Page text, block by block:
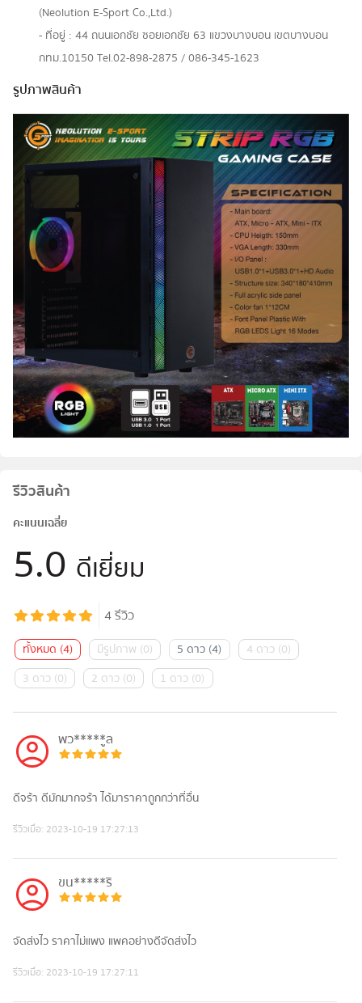
(Neolution E-Sport Co.,Ltd.)
- ที่อยู่ : 44 ถนนเอกชัย ซอยเอกชัย 63 แขวงบางบอน เขตบางบอน
กทม.10150 Tel.02-898-2875 / 086-345-1623
รูปภาพสินค้า
รีวิวสินค้า
คะแนนเฉลี่ย
5.0 ดีเยี่ยม
4รีวิว
ทั้งหมด (4) มีรูปภาพ (0) 5 ดาว (4) 4 ดาว (0)
3 ดาว (0) 2 ดาว (0) 1 ดาว (0)
พว*****ูล
ดีจร้า ดีมักมากจร้า ได้มาราคาถูกกว่าที่อื่น
รีวิวเมื่อ: 2023-10-19 17:27:13
ขน*****ริ
จัดส่งไว ราคาไม่แพง แพคอย่างดีจัดส่งไว
รีวิวเมื่อ: 2023-10-19 17:27:11